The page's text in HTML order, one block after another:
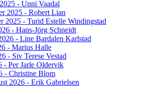
- Unni Vaadal
2025 - Robert Lian
2025 - Turid Estelle Windingstad
- Hans-Jörg Schneidt
- Line Bardalen Karlstad
- Marius Halle
- Siv Terese Vestad
- Per Jarle Oldervik
- Christine Blom
2026 - Erik Gabrielsen